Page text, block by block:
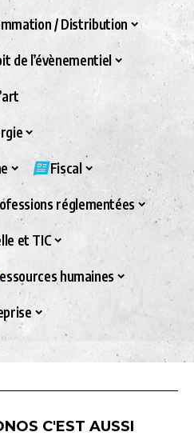
/ Distribution
de l’évènementiel
Fiscal
réglementées
et TIC
humaines
C'EST AUSSI